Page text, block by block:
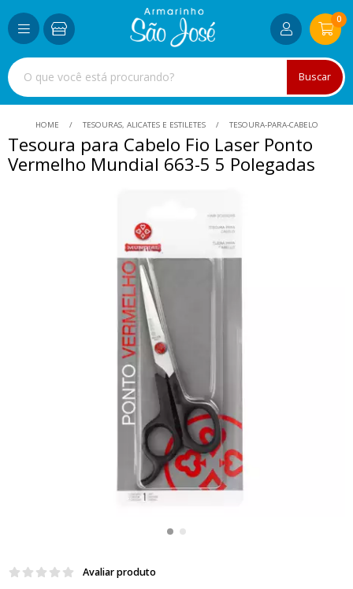
Buscar
0
HOME TESOURAS, ALICATES E ESTILETES TESOURA-PARA-CABELO
Tesoura para Cabelo Fio Laser Ponto
Vermelho Mundial 663-5 5 Polegadas
Avaliar produto